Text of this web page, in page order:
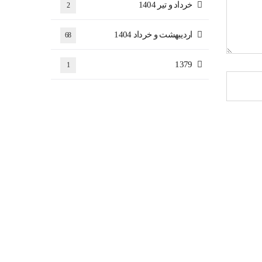
خرداد و تیر 1404 2
اردیبهشت و خرداد 1404 68
1379
1